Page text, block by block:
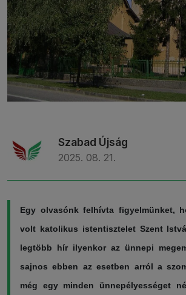
Szabad Újság
2025. 08. 21.
Egy olvasónk felhívta figyelmünket,
volt katolikus istentisztelet Szent
legtöbb hír ilyenkor az ünnepi
sajnos ebben az esetben arról a
még egy minden ünnepélyességet